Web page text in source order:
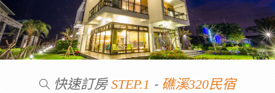
快速訂房 STEP.1 - 礁溪320民宿